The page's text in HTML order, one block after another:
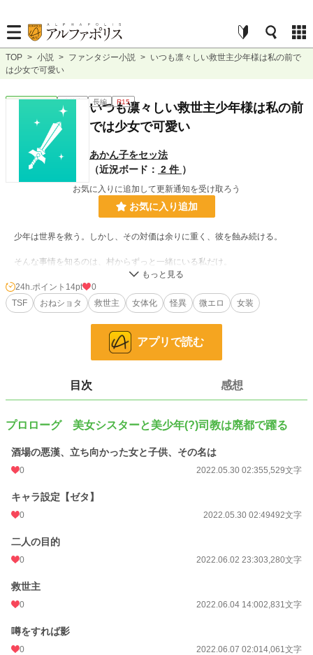
TOP > 小説 > ファンタジー小説 > いつも凛々しい救世主少年様は私の前で
は少女で可愛い
ファンタジー 連載中 長編 R15
いつも凛々しい救世主少年様は私の前
では少女で可愛い
あかん子をセッ法
（近況ボード： 2 件 ）
お気に入りに追加して更新通知を受け取ろう
お気に入り追加
少年は世界を救う。しかし、その対価は余りに重く、彼を蝕み続ける。
そんな事情を知るのは、村からずっと一緒にいる私だけ。
何があっても、どれだけ変わり果てても。私だけは絶対に彼の味方だ。世界を
救う彼を、私が守る。
彼を、愛してるから。
常系ファンタジー。
ファンタジー
お気に入り 15
24h.ポイント
文字数
更新日時
初回公開日時
月間ポイント 28 pt (93,489 位)
24h.ポイント 14pt
0
TSF
おねショタ 救世主 女体化 怪異 微エロ 女装
アプリで読む
目次 感想
プロローグ 美女シスターと美少年(?)司教は廃都で躍る
酒場の悪漢、立ち向かった女と子供、その名は
0 2022.05.30 02:355,529文字
キャラ設定【ゼタ】
0 2022.05.30 02:49492文字
二人の目的
0 2022.06.02 23:303,280文字
救世主
0 2022.06.04 14:002,831文字
噂をすれば影
0 2022.06.07 02:014,061文字